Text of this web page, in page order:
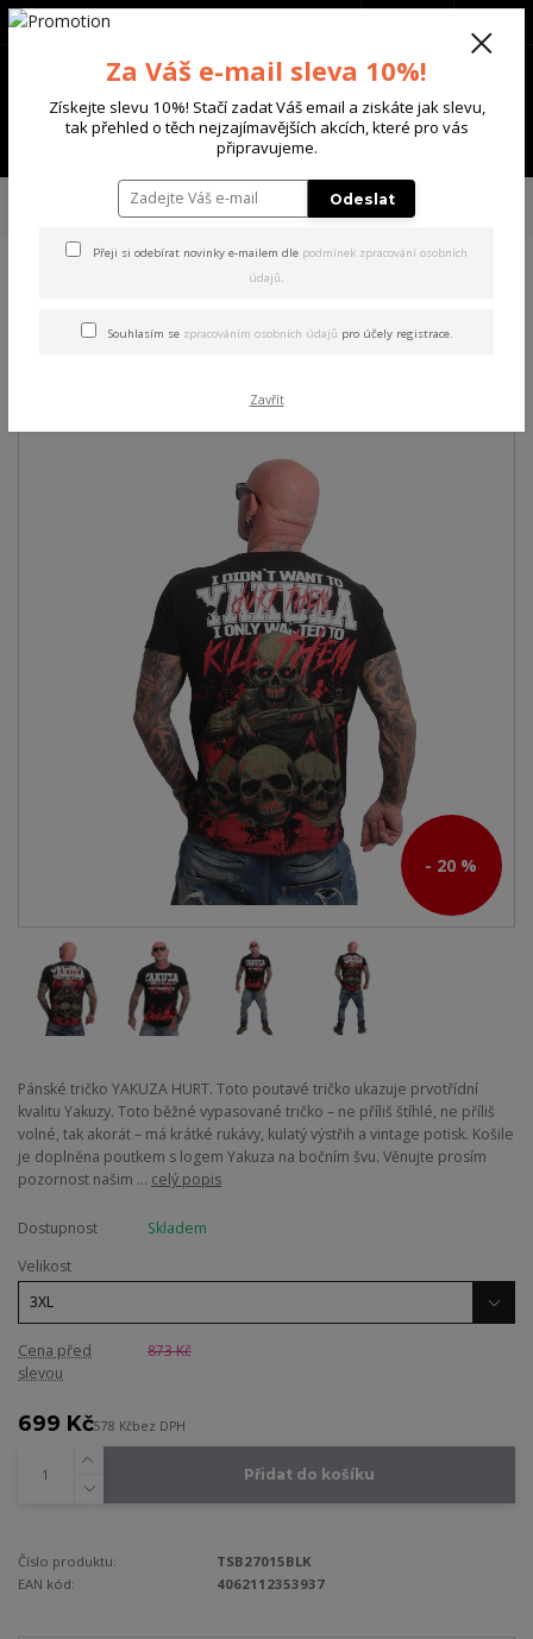
Menu
+420 702 136 620
TRIKA & TÍLKA
Yakuza pánské tričko Hurt Regular T-
Regular T-Shirt black 3XL
- 20 %
Pánské tričko YAKUZA HURT. Toto poutavé tričko ukazuje prvotřídní
kvalitu Yakuzy. Toto běžné vypasované tričko – ne příliš štíhlé, ne příliš
volné, tak akorát – má krátké rukávy, kulatý výstřih a vintage potisk. Košile
je doplněna poutkem s logem Yakuza na bočním švu. Věnujte prosím
pozornost našim ... celý popis
Dostupnost
Skladem
Velikost
Cena před
slevou
873 Kč
699 Kč578 Kčbez DPH
Přidat do košíku
Číslo produktu:
TSB27015BLK
EAN kód:
4062112353937
Za Váš e-mail sleva 10%!
Získejte slevu 10%! Stačí zadat Váš email a ziskáte jak slevu,
tak přehled o těch nejzajímavějších akcích, které pro vás
připravujeme.
Odeslat
Přeji si odebírat novinky e-mailem dle podmínek zpracování osobních
údajů.
Souhlasím se zpracováním osobních údajů pro účely registrace.
Zavřít